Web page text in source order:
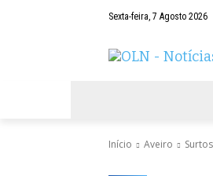
Sexta-feira, 7 Agosto 2026
Início Aveiro